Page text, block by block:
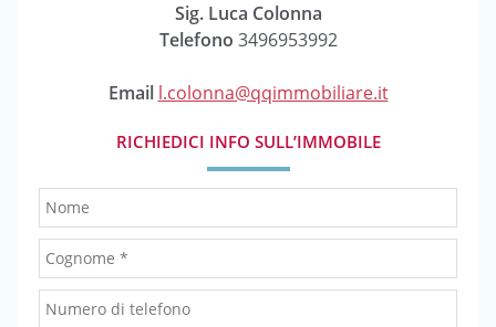
Sig. Luca Colonna
Telefono 3496953992
Email l.colonna@qqimmobiliare.it
RICHIEDICI INFO SULL’IMMOBILE